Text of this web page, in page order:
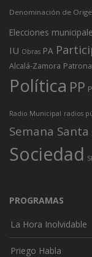
Denominación de
Elecciones
IU Obras PA
Alcalá-Zamora
Política PP
Radio Municipal radios
Semana Santa
Sociedad
PROGRAMAS
La Hora Inolvidable
Priego Habla